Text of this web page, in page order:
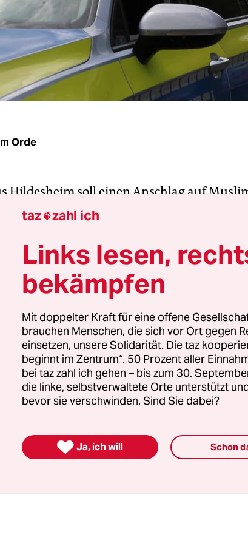
Orde
Hildesheim soll einen Anschlag auf
die Generalstaatsanwaltschaft in Celle mit,
gezogen hat und wegen Terrorverdacht
in einem anonymen Chat auf das
neuseeländischem Christchurchbezogen
dort ein Attentäter bei Angriffen auf
demnach Waffen, die der Mann
angeschafft hatte, und Datenträger, auf
rechtsradikalem Inhalten“ gespeichert
eingerichtete
hat die Ermittlungen
taz zahl ich
Links lesen,
bekämpfen
Mit doppelter Kraft für eine offene
brauchen Menschen, die sich vor Ort gegen
einsetzen, unsere Solidarität. Die taz
beginnt im Zentrum“. 50 Prozent aller
bei taz zahl ich gehen – bis zum 30.
die linke, selbstverwaltete Orte unterstützt
bevor sie verschwinden. Sind Sie dabei?
 Ja, ich will Schon